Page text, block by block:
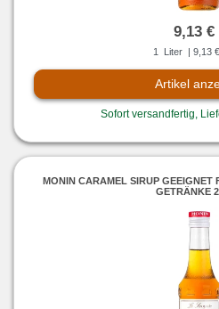
9,13 €
1 Liter | 9,13
Artikel
Sofort versandfertig,
MONIN CARAMEL SIRUP GEEIGNET
GETRÄNKE